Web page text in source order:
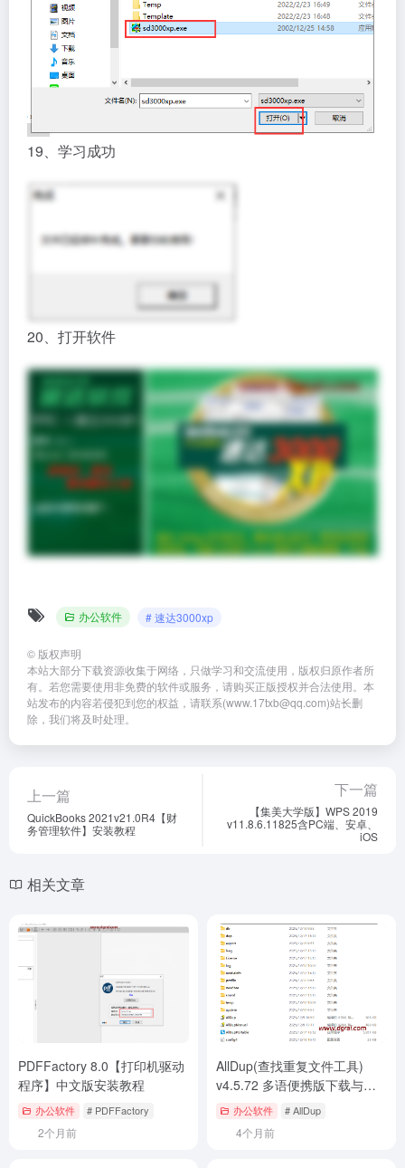
19、学习成功
20、打开软件
办公软件 # 速达3000xp
© 版权声明
本站大部分下载资源收集于网络，只做学习和交流使用，版权归原作者所
有。若您需要使用非免费的软件或服务，请购买正版授权并合法使用。本
站发布的内容若侵犯到您的权益，请联系(www.17txb@qq.com)站长删
除，我们将及时处理。
上一篇
QuickBooks 2021v21.0R4【财
务管理软件】安装教程
下一篇
【集美大学版】WPS 2019
v11.8.6.11825含PC端、安卓、
iOS
相关文章
PDFFactory 8.0【打印机驱动
程序】中文版安装教程
办公软件 # PDFFactory
2个月前
AllDup(查找重复文件工具)
v4.5.72 多语便携版下载与安
装使用教程
办公软件 # AllDup
4个月前